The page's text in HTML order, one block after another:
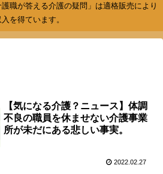
職が答える介護の疑問」は適格販売により
入を得ています。
【気になる介護？ニュース】体調
不良の職員を休ませない介護事業
所が未だにある悲しい事実。
2022.02.27